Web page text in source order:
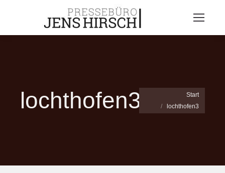
lochthofen3 Sie befinden sich hier:
Start
lochthofen3